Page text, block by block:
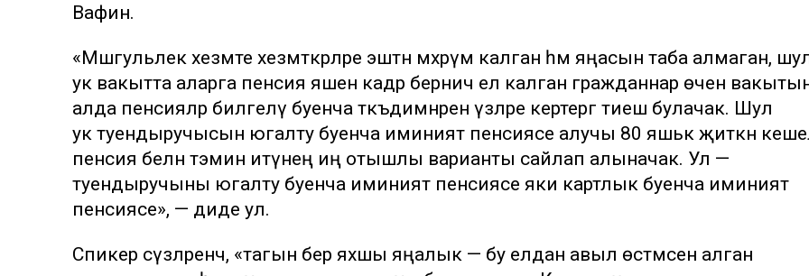
Вафин.
«Мәшгульлек хезмәте хезмәткәрләре эштән мәхрүм калган һәм яңасын таба алмаган,
ук вакытта аларга пенсия яшенә кадәр берничә ел калган гражданнар өчен
алда пенсияләр билгеләү буенча тәкъдимнәрен үзләре кертергә тиеш булачак. Шул
ук туендыручысын югалту буенча иминият пенсиясе алучы 80 яшькә җиткән
пенсия белән тәэмин итүнең иң отышлы варианты сайлап алыначак. Ул —
туендыручыны югалту буенча иминият пенсиясе яки картлык буенча иминият
пенсиясе», — диде ул.
Спикер сүзләренчә, «тагын бер яхшы яңалык — бу елдан авыл өстәмәсен алган